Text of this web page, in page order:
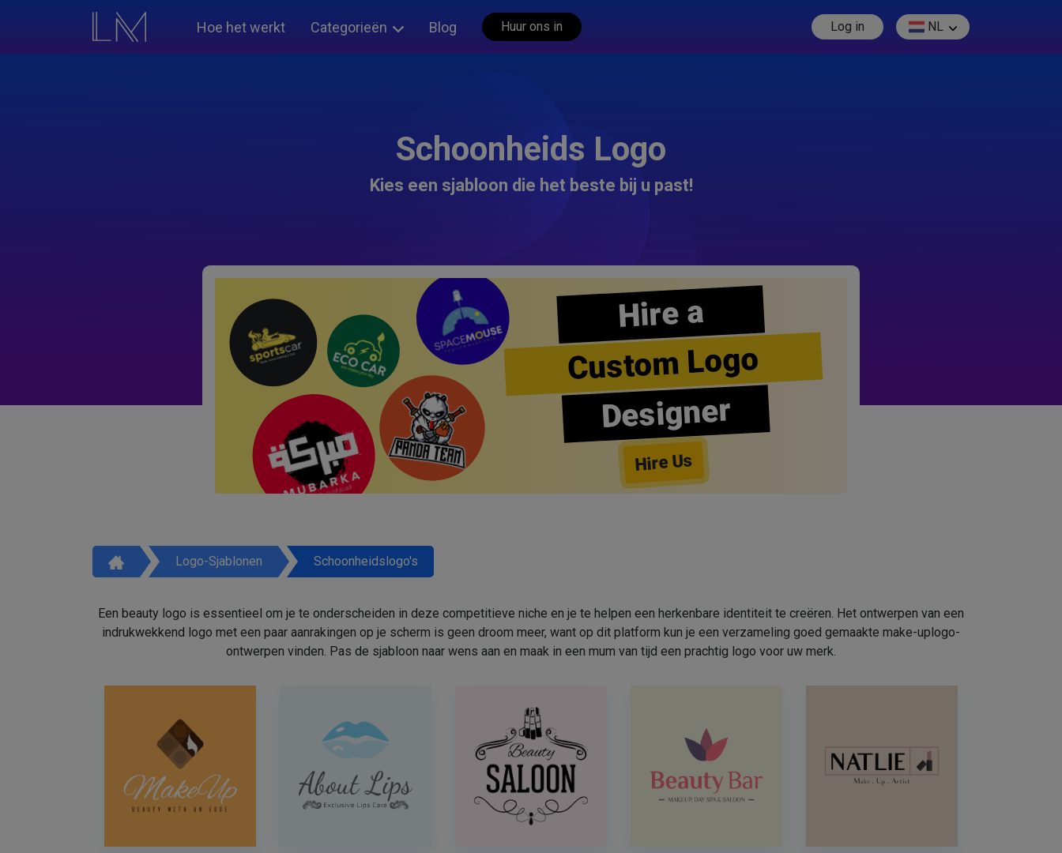
Hoe het werkt Categorieën Blog Huur ons in Log in NL
Schoonheids Logo
Kies een sjabloon die het beste bij u past!
Hire a
Custom Logo
Designer
Hire Us
Logo-Sjablonen Schoonheidslogo's
Een beauty logo is essentieel om je te onderscheiden in deze competitieve niche en je te helpen een herkenbare identiteit te creëren. Het ontwerpen van een
indrukwekkend logo met een paar aanrakingen op je scherm is geen droom meer, want op dit platform kun je een verzameling goed gemaakte make-uplogo-
ontwerpen vinden. Pas de sjabloon naar wens aan en maak in een mum van tijd een prachtig logo voor uw merk.